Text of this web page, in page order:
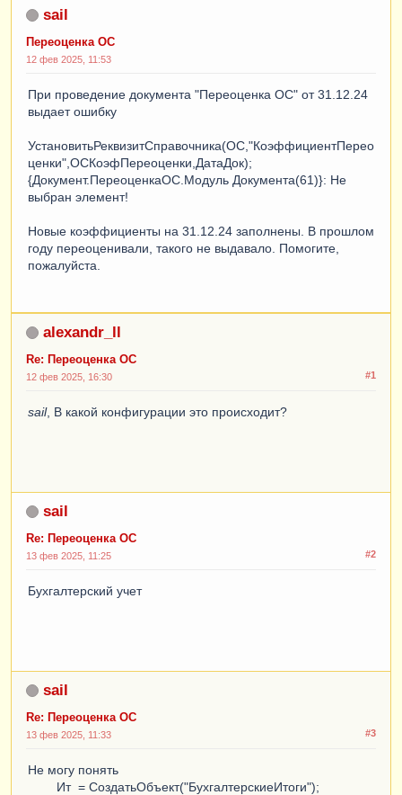
sail
Переоценка ОС
12 фев 2025, 11:53
При проведение документа "Переоценка ОС" от 31.12.24
выдает ошибку
УстановитьРеквизитСправочника(ОС,"КоэффициентПерео
ценки",ОСКоэфПереоценки,ДатаДок);
{Документ.ПереоценкаОС.Модуль Документа(61)}: Не
выбран элемент!
Новые коэффициенты на 31.12.24 заполнены. В прошлом
году переоценивали, такого не выдавало. Помогите,
пожалуйста.
alexandr_ll
Re: Переоценка ОС
#1
12 фев 2025, 16:30
sail, В какой конфигурации это происходит?
sail
Re: Переоценка ОС
#2
13 фев 2025, 11:25
Бухгалтерский учет
sail
Re: Переоценка ОС
#3
13 фев 2025, 11:33
Не могу понять
Ит = СоздатьОбъект("БухгалтерскиеИтоги");